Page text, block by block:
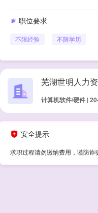
职位要求
不限经验 不限学历
芜湖世明人力
计算机软件/硬件 |
安全提示
求职过程请勿缴纳费用，谨防